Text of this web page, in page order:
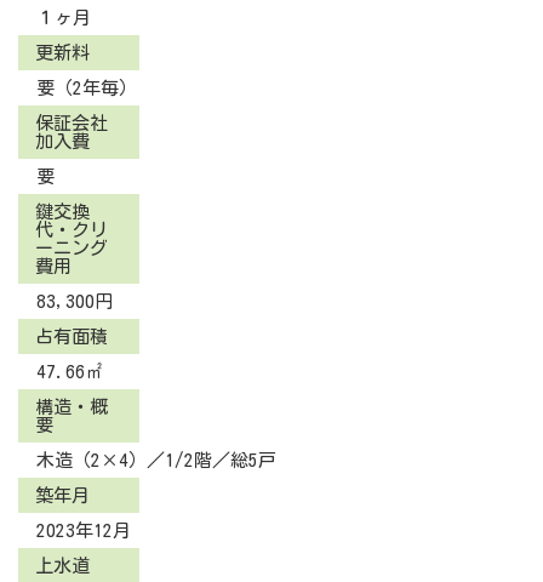
１ヶ月
更新料
要（2年毎）
保証会社
加入費
要
鍵交換
代・クリ
ーニング
費用
83,300円
占有面積
47.66㎡
構造・概
要
木造（2×4）／1/2階／総5戸
築年月
2023年12月
上水道